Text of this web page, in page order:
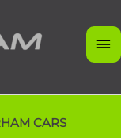
CARS